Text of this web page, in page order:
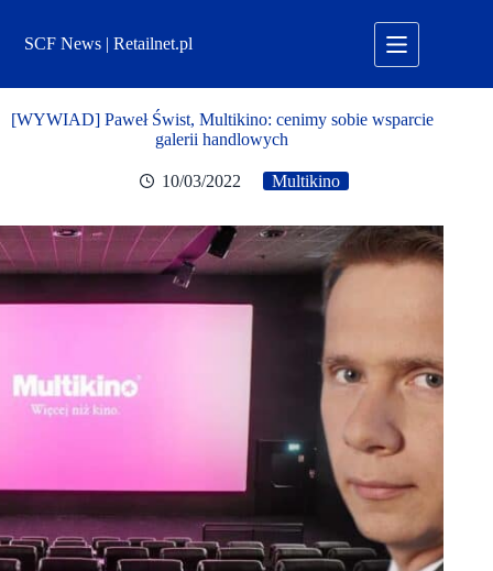
treściSCF News | Retailnet.pl
[WYWIAD] Paweł Świst, Multikino: cenimy sobie wsparcie
galerii handlowych
10/03/2022 Multikino